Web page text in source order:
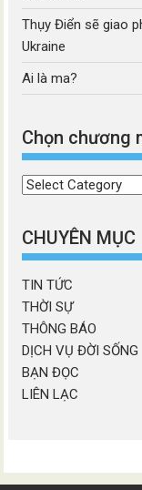
Thụy Điển sẽ giao
Ukraine
Ai là ma?
Chọn chương
Chọn
mục
CHUYÊN MỤC
TIN TỨC
THỜI SỰ
THÔNG BÁO
DỊCH VỤ ĐỜI SỐNG
BẠN ĐỌC
LIÊN LẠC